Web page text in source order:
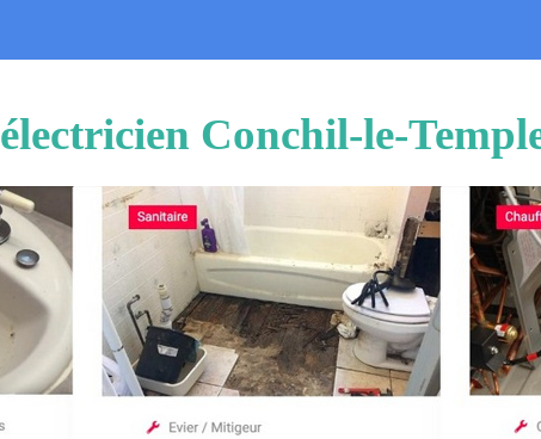
électricien Conchil-le-